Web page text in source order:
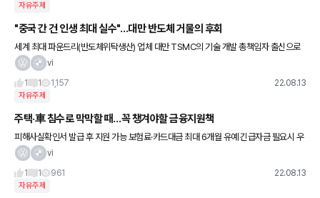
자유주제
"중국 간 건 인생 최대 실수"…대만 반도체 거물의 후회
세계 최대 파운드리(반도체위탁생산) 업체 대만 TSMC의 기술 개발 총책임자 출신으로
중국에 스카우트됐던 반도체 업계 거물이 자신의 선택을 '일생의 실수'라며 후회했다. TS
vi
1
1 1,157 22.08.13
자유주제
주택·車 침수로 막막할 때…꼭 챙겨야할 금융지원책
피해사실확인서 발급 후 지원 가능 보험료·카드대금 최대 6개월 유예 긴급자금 필요시 우
대금리 적용 가능
vi
1
1 961 22.08.13
자유주제